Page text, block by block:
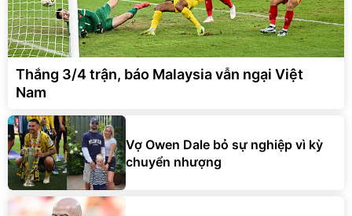
Thắng 3/4 trận, báo Malaysia vẫn ngại Việt
Nam
Vợ Owen Dale bỏ sự nghiệp vì kỳ
chuyển nhượng